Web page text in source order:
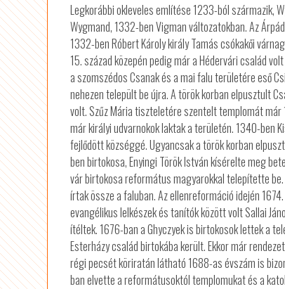
Legkorábbi okleveles említése 1233-ból származik,
Wygmand, 1332-ben Vigman változatokban. Az
1332-ben Róbert Károly király Tamás csókakői
15. század közepén pedig már a Hédervári család
a szomszédos Csanak és a mai falu területére eső
nehezen települt be újra. A török korban elpusztult
volt. Szűz Mária tiszteletére szentelt templomát
már királyi udvarnokok laktak a területén. 1340-ben
fejlődött községgé. Ugyancsak a török korban
ben birtokosa, Enyingi Török István kísérelte meg
vár birtokosa református magyarokkal telepítette
írtak össze a faluban. Az ellenreformáció idején
evangélikus lelkészek és tanítók között volt Sallai
ítéltek. 1676-ban a Ghyczyek is birtokosok lettek a
Esterházy család birtokába került. Ekkor már
régi pecsét köriratán látható 1688-as évszám is
ban elvette a reformátusoktól templomukat és a